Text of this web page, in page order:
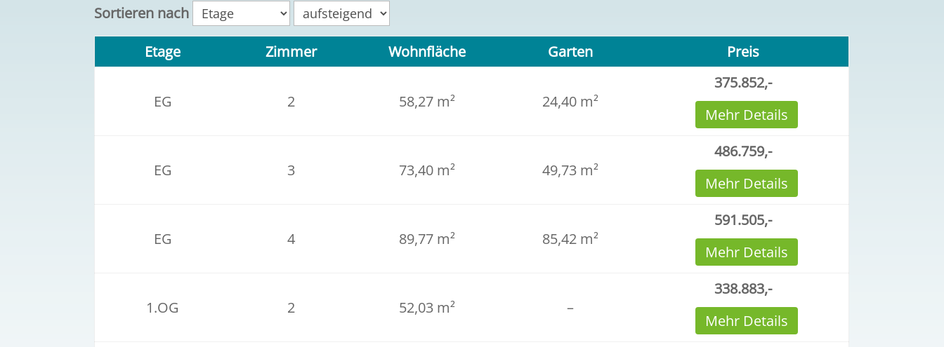
Sortieren nach
Etage Zimmer Wohnfläche Garten Preis
EG 2 58,27 m² 24,40 m²
375.852,-
Mehr Details
EG 3 73,40 m² 49,73 m²
486.759,-
Mehr Details
EG 4 89,77 m² 85,42 m²
591.505,-
Mehr Details
1.OG 2 52,03 m² –
338.883,-
Mehr Details